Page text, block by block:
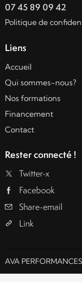
07 45 89 09 42
Politique de
Liens
Accueil
Qui sommes-nous?
Nos formations
Financement
Contact
Rester connecté !
Twitter-x
Facebook
Share-email
Link
AVA PERFORMANCES